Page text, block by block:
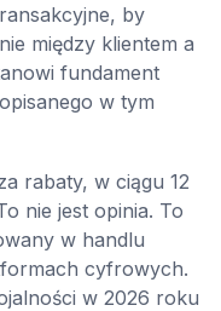
by
między klientem a
fundament
w tym
rabaty, w ciągu 12
nie jest opinia. To
w handlu
cyfrowych.
w 2026 roku